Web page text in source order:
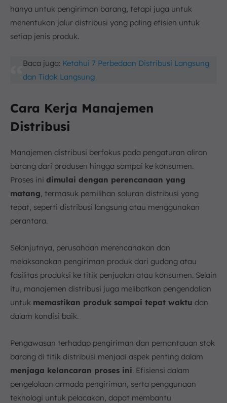
hanya untuk pengiriman barang, tetapi juga untuk
menentukan jalur distribusi yang paling efisien untuk
setiap jenis produk.
Baca juga: Ketahui 7 Perbedaan Distribusi Langsung
dan Tidak Langsung
Cara Kerja Manajemen
Distribusi
Manajemen distribusi berfokus pada pengaturan aliran
barang dari produsen hingga sampai ke konsumen.
Proses ini dimulai dengan perencanaan yang
matang, termasuk pemilihan saluran distribusi yang
tepat, seperti distribusi langsung atau menggunakan
perantara.
Selanjutnya, perusahaan merencanakan dan
melaksanakan pengiriman produk dari gudang atau
fasilitas produksi ke titik penjualan atau konsumen. Selain
itu, manajemen distribusi juga melibatkan pengendalian
untuk memastikan produk sampai tepat waktu dan
dalam kondisi baik.
Pengawasan terhadap pengiriman dan pemantauan stok
barang di titik distribusi menjadi aspek penting dalam
menjaga kelancaran proses ini. Efisiensi dalam
pengelolaan armada pengiriman, serta penggunaan
teknologi untuk pelacakan, dapat membantu